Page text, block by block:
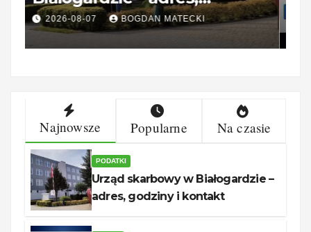
godziny i kontakt
2026-08-07 BOGDAN MATECKI
Najnowsze Popularne Na czasie
PODATKI
Urząd skarbowy w Białogardzie –
adres, godziny i kontakt